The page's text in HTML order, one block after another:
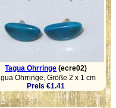
Tagua Ohrringe (ecre02)
Ohrringe, Größe 2 x 1 cm
Preis €1.41